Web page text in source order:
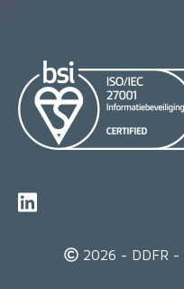
2026 - DDFR -